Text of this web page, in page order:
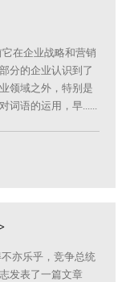
在企业战略和营销
分的企业认识到了
领域之外，特别是
词语的运用，早......
亦乐乎，竞争总统
发表了一篇文章